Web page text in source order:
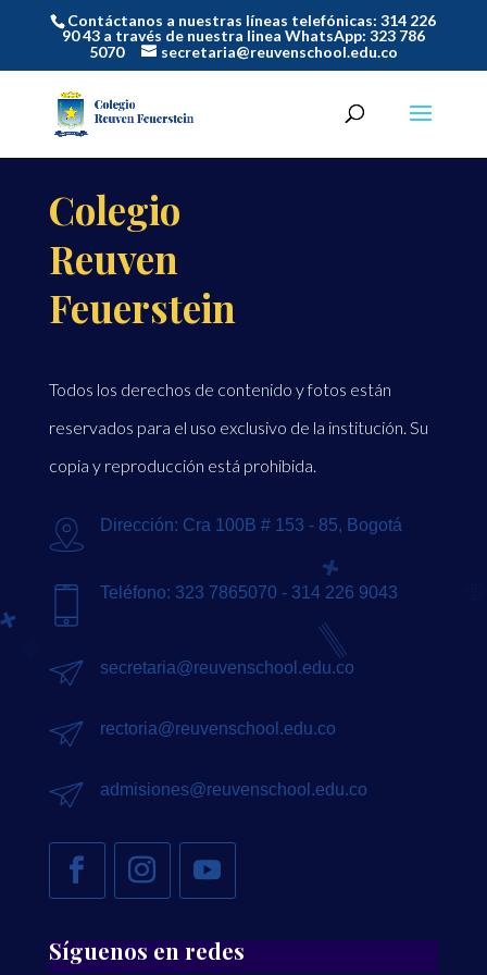
Contáctanos a nuestras líneas telefónicas: 314 226
90 43 a través de nuestra linea WhatsApp: 323 786
5070
secretaria@reuvenschool.edu.co
Colegio
Reuven
Feuerstein
Todos los derechos de contenido y fotos están
reservados para el uso exclusivo de la institución. Su
copia y reproducción está prohibida.
Dirección: Cra 100B # 153 - 85, Bogotá
Teléfono: 323 7865070 - 314 226 9043
secretaria@reuvenschool.edu.co
rectoria@reuvenschool.edu.co
admisiones@reuvenschool.edu.co
Síguenos en redes